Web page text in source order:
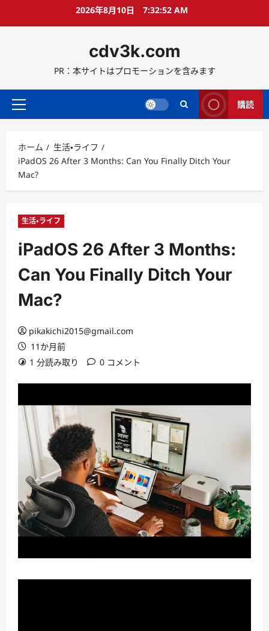
ス
ッ
2026年8月10日 7:32:53 AM
cdv3k.com
PR：本サイトはプロモーションを含みます
メ
メ
ニ
ュ
ー
購読
ホーム
生活・ライフ
iPadOS 26 After 3 Months: Can You Finally Ditch Your
Mac?
生活・ライフ
iPadOS 26 After 3 Months:
Can You Finally Ditch Your
Mac?
pikakichi2015@gmail.com
11か月前
1 分読み取り
0 コメント